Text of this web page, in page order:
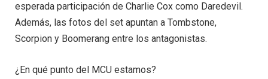
esperada participación de Charlie Cox como Daredevil.
Además, las fotos del set apuntan a Tombstone,
Scorpion y Boomerang entre los antagonistas.
¿En qué punto del MCU estamos?